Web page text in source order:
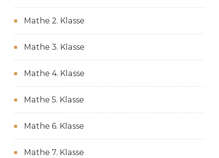
Mathe 2. Klasse
Mathe 3. Klasse
Mathe 4. Klasse
Mathe 5. Klasse
Mathe 6. Klasse
Mathe 7. Klasse